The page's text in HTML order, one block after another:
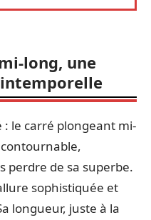
long, une
: le carré plongeant mi-
perdre de sa superbe.
sophistiquée et
longueur, juste à la